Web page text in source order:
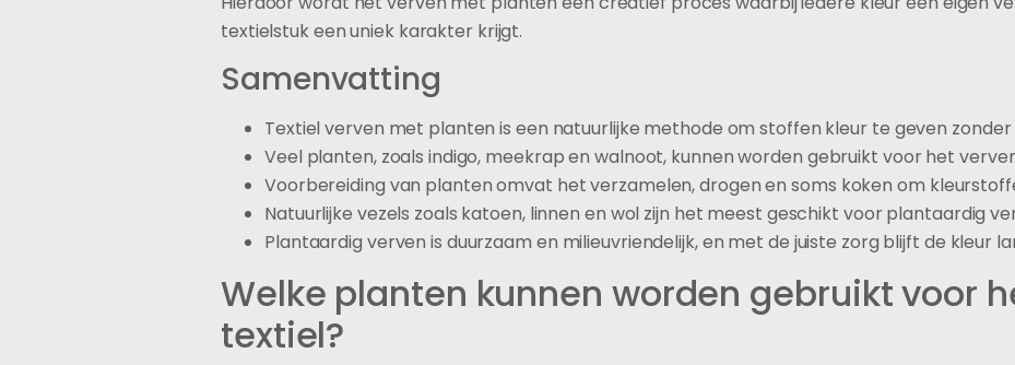
textielstuk een uniek karakter krijgt.
Samenvatting
Textiel verven met planten is een natuurlijke methode om stoffen kleur te geven
Veel planten, zoals indigo, meekrap en walnoot, kunnen worden gebruikt voor het
Voorbereiding van planten omvat het verzamelen, drogen en soms koken om
Natuurlijke vezels zoals katoen, linnen en wol zijn het meest geschikt voor plantaardig
Plantaardig verven is duurzaam en milieuvriendelijk, en met de juiste zorg blijft de kleur
Welke planten kunnen worden gebruikt voor
textiel?